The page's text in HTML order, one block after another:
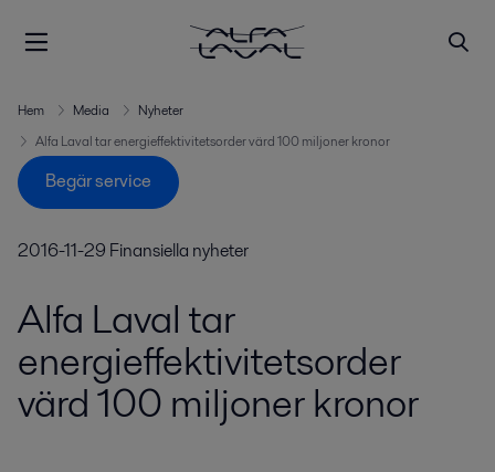
Hem Media
Nyheter
Alfa Laval tar energieffektivitetsorder värd 100 miljoner kronor
Begär service
2016-11-29 Finansiella nyheter
Alfa Laval tar
energieffektivitetsorder
värd 100 miljoner kronor